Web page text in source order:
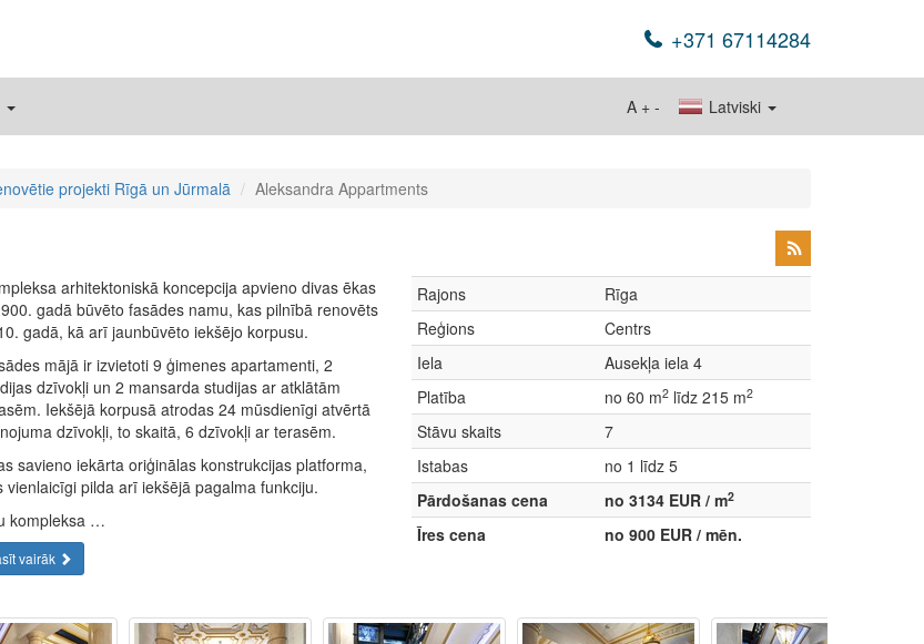
+371 67114284
Latviski
A + -
projekti Rīgā un Jūrmalā Aleksandra Appartments
arhitektoniskā koncepcija apvieno divas ēkas
gadā būvēto fasādes namu, kas pilnībā renovēts
gadā, kā arī jaunbūvēto iekšējo korpusu.
mājā ir izvietoti 9 ģimenes apartamenti, 2
dzīvokļi un 2 mansarda studijas ar atklātām
Iekšējā korpusā atrodas 24 mūsdienīgi atvērtā
dzīvokļi, to skaitā, 6 dzīvokļi ar terasēm.
savieno iekārta oriģinālas konstrukcijas platforma,
vienlaicīgi pilda arī iekšējā pagalma funkciju.
kompleksa …
vairāk
Rajons
Rīga
Reģions
Centrs
Iela
Ausekļa iela 4
Platība
no 60 m2 līdz 215 m2
Stāvu skaits
7
Istabas
no 1 līdz 5
Pārdošanas cena
no 3134 EUR / m2
Īres cena no 900 EUR / mēn.